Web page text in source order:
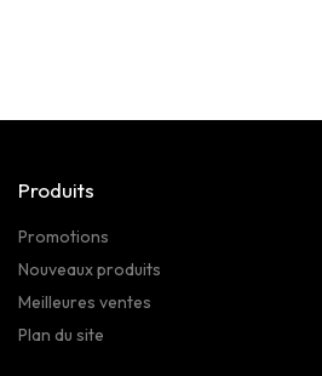
Produits
Promotions
Nouveaux produits
Meilleures ventes
Plan du site